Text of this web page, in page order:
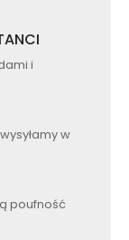
i
w
poufność